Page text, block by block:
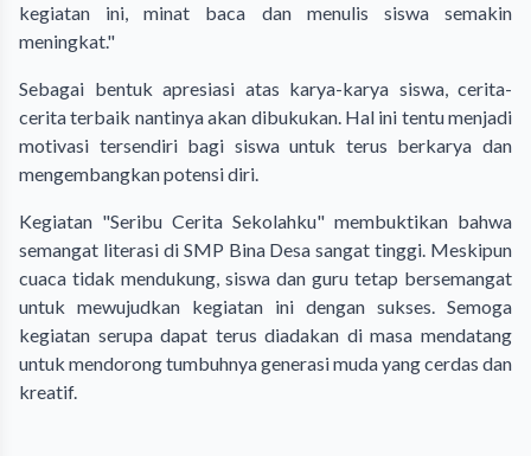
kegiatan ini, minat baca dan menulis siswa semakin
meningkat."
Sebagai bentuk apresiasi atas karya-karya siswa, cerita-
cerita terbaik nantinya akan dibukukan. Hal ini tentu menjadi
motivasi tersendiri bagi siswa untuk terus berkarya dan
mengembangkan potensi diri.
Kegiatan "Seribu Cerita Sekolahku" membuktikan bahwa
semangat literasi di SMP Bina Desa sangat tinggi. Meskipun
cuaca tidak mendukung, siswa dan guru tetap bersemangat
untuk mewujudkan kegiatan ini dengan sukses. Semoga
kegiatan serupa dapat terus diadakan di masa mendatang
untuk mendorong tumbuhnya generasi muda yang cerdas dan
kreatif.